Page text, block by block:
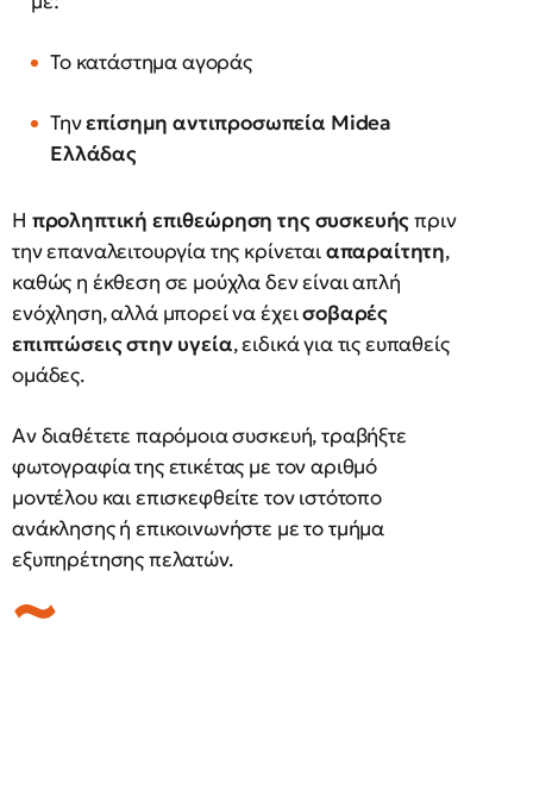
Το κατάστημα αγοράς
Τηνεπίσημη αντιπροσωπεία Midea
Ελλάδας
Η προληπτική επιθεώρηση της συσκευήςπριν
την επαναλειτουργία της κρίνεταιαπαραίτητη,
καθώς η έκθεση σε μούχλα δεν είναι απλή
ενόχληση, αλλά μπορεί να έχεισοβαρές
επιπτώσεις στην υγεία, ειδικά για τις ευπαθείς
ομάδες.
Αν διαθέτετε παρόμοια συσκευή, τραβήξτε
φωτογραφία της ετικέτας με τον αριθμό
μοντέλου και επισκεφθείτε τον ιστότοπο
ανάκλησης ή επικοινωνήστε με το τμήμα
εξυπηρέτησης πελατών.